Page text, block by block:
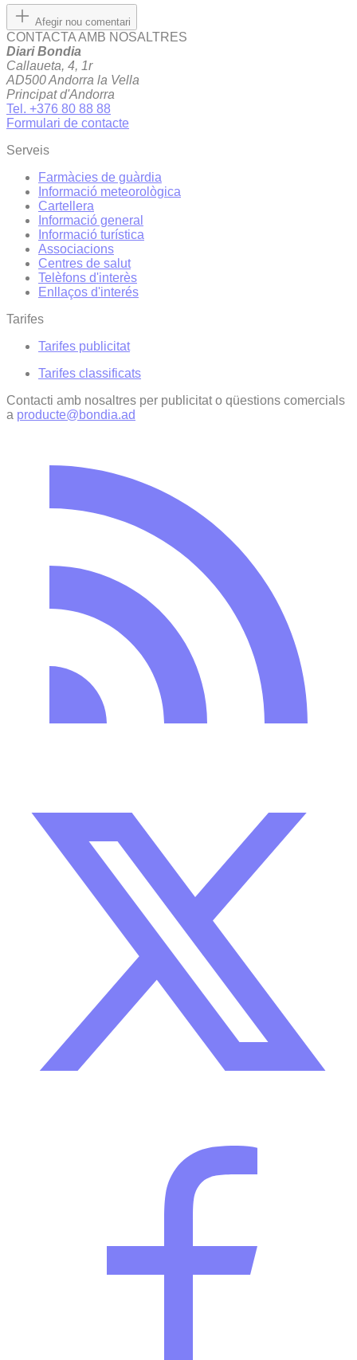
Afegir nou comentari
CONTACTA AMB NOSALTRES
Diari Bondia
Callaueta, 4, 1r
AD500 Andorra la Vella
Principat d'Andorra
Tel. +376 80 88 88
Formulari de contacte
Serveis
Farmàcies de guàrdia
Informació meteorològica
Cartellera
Informació general
Informació turística
Associacions
Centres de salut
Telèfons d'interès
Enllaços d'interés
Tarifes
Tarifes publicitat
Tarifes classificats
Contacti amb nosaltres per publicitat o qüestions comercials
a producte@bondia.ad